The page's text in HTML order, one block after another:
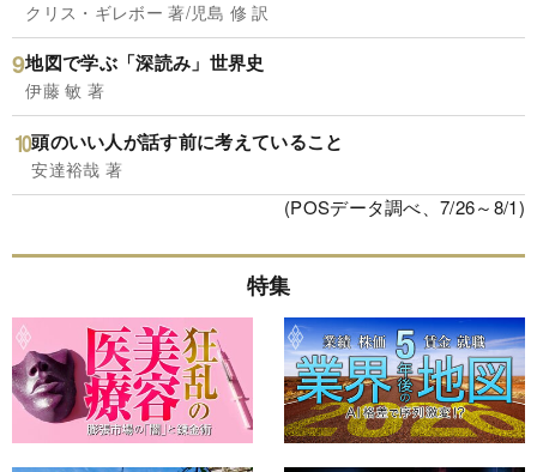
クリス・ギレボー 著/児島 修 訳
地図で学ぶ「深読み」世界史
伊藤 敏 著
頭のいい人が話す前に考えていること
安達裕哉 著
(POSデータ調べ、7/26～8/1)
特集